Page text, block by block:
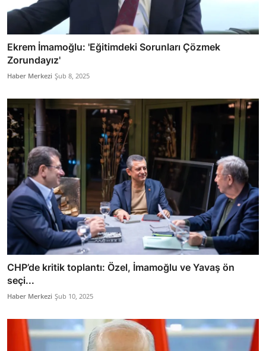
Ekrem İmamoğlu: 'Eğitimdeki Sorunları Çözmek
Zorundayız'
Haber Merkezi Şub 8, 2025
CHP’de kritik toplantı: Özel, İmamoğlu ve Yavaş ön
seçi...
Haber Merkezi Şub 10, 2025